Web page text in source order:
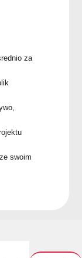
za
swoim